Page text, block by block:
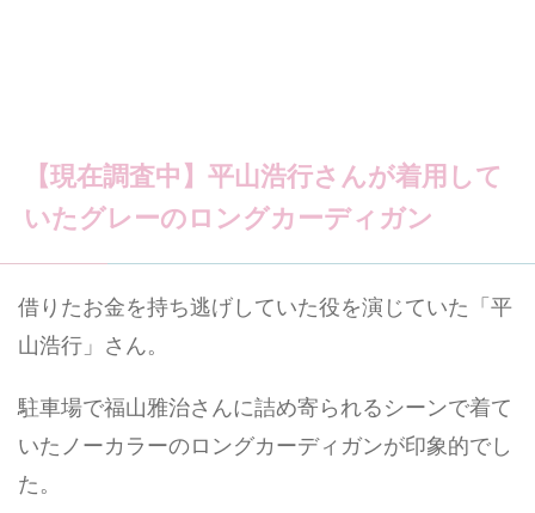
【現在調査中】平山浩行さんが着用して
いたグレーのロングカーディガン
借りたお金を持ち逃げしていた役を演じていた「平
山浩行」さん。
駐車場で福山雅治さんに詰め寄られるシーンで着て
いたノーカラーのロングカーディガンが印象的でし
た。